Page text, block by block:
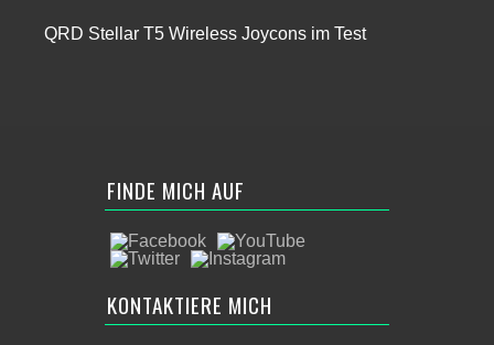
QRD Stellar T5 Wireless Joycons im Test
FINDE MICH AUF
KONTAKTIERE MICH